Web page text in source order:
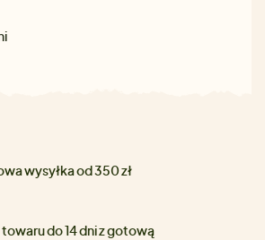
wysyłka od 350 zł
do 14 dni z gotową